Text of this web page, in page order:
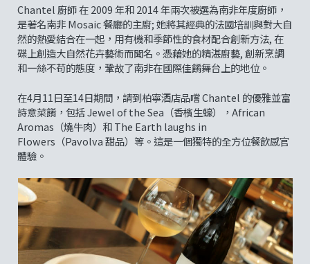
Chantel 廚師 在 2009 年和 2014 年兩次被選為南非年度廚師，
是著名南非 Mosaic 餐廳的主廚; 她將其經典的法國培訓與對大自
然的熱愛結合在一起，用有機和季節性的食材配合創新方法, 在
碟上創造大自然花卉藝術而聞名。憑藉她的精湛廚藝, 創新烹調
和一絲不苟的態度，鞏故了南非在國際佳餚舞台上的地位。
在4月11日至14日期間，請到柏寧酒店品嚐 Chantel 的優雅並富
詩意菜餚，包括 Jewel of the Sea（香檳生蠔），African
Aromas（燒牛肉）和 The Earth laughs in
Flowers（Pavolva 甜品）等。這是一個獨特的全方位餐飲感官
體驗。